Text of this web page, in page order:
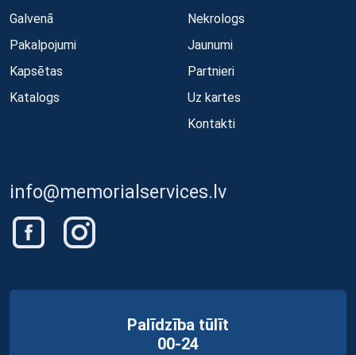
Galvenā
Pakalpojumi
Kapsētas
Katalogs
Nekrologs
Jaunumi
Partnieri
Uz kartes
Kontakti
info@memorialservices.lv
Palīdzība tūlīt
00-24